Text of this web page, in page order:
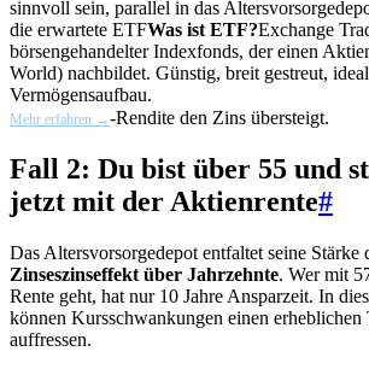
sinnvoll sein, parallel in das
die erwartete ETFWas ist ETF?Exchange
börsengehandelter Indexfonds, der einen
World) nachbildet. Günstig, breit gestreut,
Vermögensaufbau.
Mehr erfahren →-Rendite den Zins übersteigt.
Fall 2: Du bist über 55 und
jetzt mit der Aktienrente#
Das Altersvorsorgedepot entfaltet seine Stärke
Zinseszinseffekt über Jahrzehnte. Wer mit
Rente geht, hat nur 10 Jahre Ansparzeit. In
können Kursschwankungen einen erheblichen
auffressen.